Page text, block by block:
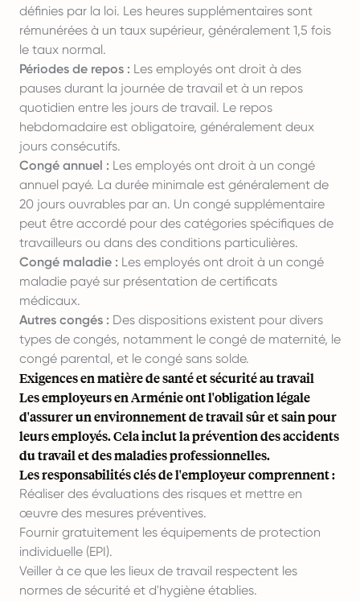
définies par la loi. Les heures supplémentaires sont
rémunérées à un taux supérieur, généralement 1,5 fois
le taux normal.
Périodes de repos : Les employés ont droit à des
pauses durant la journée de travail et à un repos
quotidien entre les jours de travail. Le repos
hebdomadaire est obligatoire, généralement deux
jours consécutifs.
Congé annuel : Les employés ont droit à un congé
annuel payé. La durée minimale est généralement de
20 jours ouvrables par an. Un congé supplémentaire
peut être accordé pour des catégories spécifiques de
travailleurs ou dans des conditions particulières.
Congé maladie : Les employés ont droit à un congé
maladie payé sur présentation de certificats
médicaux.
Autres congés : Des dispositions existent pour divers
types de congés, notamment le congé de maternité, le
congé parental, et le congé sans solde.
Exigences en matière de santé et sécurité au travail
Les employeurs en Arménie ont l'obligation légale
d'assurer un environnement de travail sûr et sain pour
leurs employés. Cela inclut la prévention des accidents
du travail et des maladies professionnelles.
Les responsabilités clés de l'employeur comprennent :
Réaliser des évaluations des risques et mettre en
œuvre des mesures préventives.
Fournir gratuitement les équipements de protection
individuelle (EPI).
Veiller à ce que les lieux de travail respectent les
normes de sécurité et d'hygiène établies.